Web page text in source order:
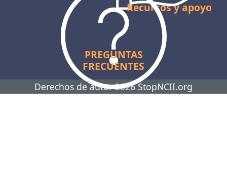
Recursos y apoyo
PREGUNTAS
FRECUENTES
Derechos de autor 2026 StopNCII.org